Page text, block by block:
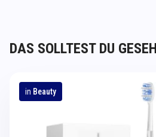
DAS SOLLTEST DU
in Beauty